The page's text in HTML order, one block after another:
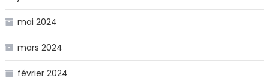
mai 2024
mars 2024
février 2024